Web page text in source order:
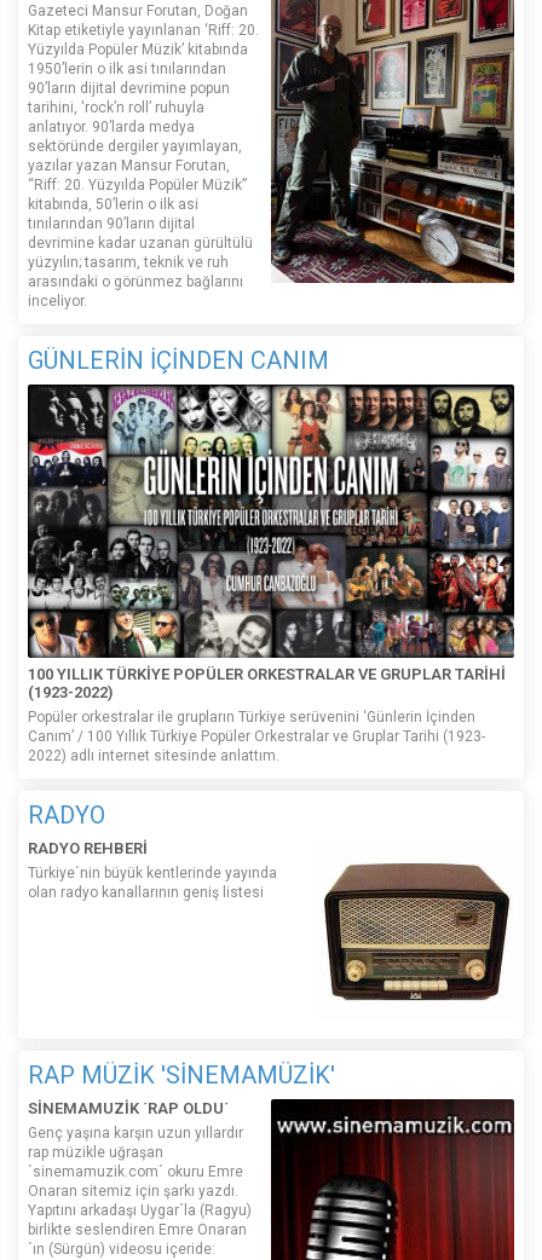
Gazeteci Mansur Forutan, Doğan
Kitap etiketiyle yayınlanan ‘Riff: 20.
Yüzyılda Popüler Müzik’ kitabında
1950’lerin o ilk asi tınılarından
90’ların dijital devrimine popun
tarihini, 'rock’n roll’ ruhuyla
anlatıyor. 90’larda medya
sektöründe dergiler yayımlayan,
yazılar yazan Mansur Forutan,
“Riff: 20. Yüzyılda Popüler Müzik”
kitabında, 50’lerin o ilk asi
tınılarından 90’ların dijital
devrimine kadar uzanan gürültülü
yüzyılın; tasarım, teknik ve ruh
arasındaki o görünmez bağlarını
inceliyor.
GÜNLERİN İÇİNDEN CANIM
100 YILLIK TÜRKİYE POPÜLER ORKESTRALAR VE GRUPLAR TARİHİ
(1923-2022)
Popüler orkestralar ile grupların Türkiye serüvenini ‘Günlerin İçinden
Canım’ / 100 Yıllık Türkiye Popüler Orkestralar ve Gruplar Tarihi (1923-
2022) adlı internet sitesinde anlattım.
RADYO
RADYO REHBERİ
Türkiye´nin büyük kentlerinde yayında
olan radyo kanallarının geniş listesi
RAP MÜZİK 'SİNEMAMÜZİK'
SİNEMAMUZİK ´RAP OLDU´
Genç yaşına karşın uzun yıllardır
rap müzikle uğraşan
´sinemamuzik.com´ okuru Emre
Onaran sitemiz için şarkı yazdı.
Yapıtını arkadaşı Uygar´la (Ragyu)
birlikte seslendiren Emre Onaran
´ın (Sürgün) videosu içeride: